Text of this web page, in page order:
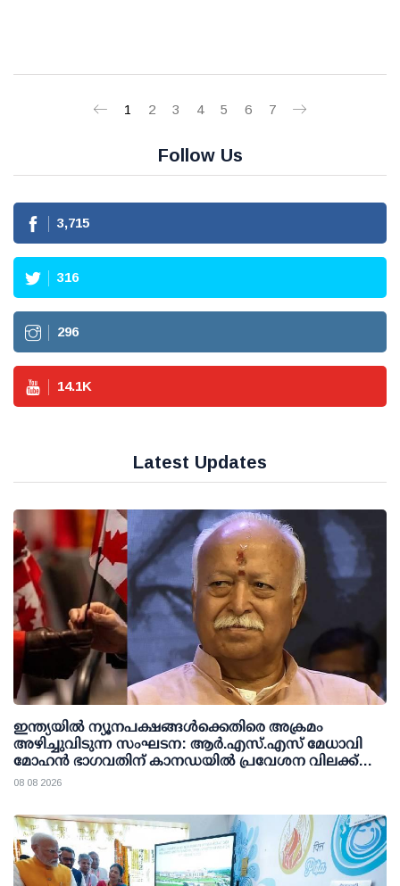
1 2 3 4 5 6 7
Follow Us
3,715
316
296
14.1K
Latest Updates
ഇന്ത്യയില്‍ ന്യൂനപക്ഷങ്ങള്‍ക്കെതിരെ അക്രമം
അഴിച്ചുവിടുന്ന സംഘടന: ആര്‍.എസ്.എസ് മേധാവി
മോഹന്‍ ഭാഗവതിന് കാനഡയില്‍ പ്രവേശന വിലക്ക്
ഏര്‍പ്പെടുത്തണമെന്ന് എന്‍.ഡി.പി
08 08 2026